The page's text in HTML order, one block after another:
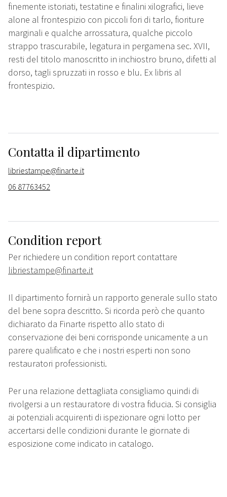
finemente istoriati, testatine e finalini xilografici, lieve
alone al frontespizio con piccoli fori di tarlo, fioriture
marginali e qualche arrossatura, qualche piccolo
strappo trascurabile, legatura in pergamena sec. XVII,
resti del titolo manoscritto in inchiostro bruno, difetti al
dorso, tagli spruzzati in rosso e blu. Ex libris al
frontespizio.
Contatta il dipartimento
libriestampe@finarte.it
06 87763452
Condition report
Per richiedere un condition report contattare
libriestampe@finarte.it
Il dipartimento fornirà un rapporto generale sullo stato
del bene sopra descritto. Si ricorda però che quanto
dichiarato da Finarte rispetto allo stato di
conservazione dei beni corrisponde unicamente a un
parere qualificato e che i nostri esperti non sono
restauratori professionisti.
Per una relazione dettagliata consigliamo quindi di
rivolgersi a un restauratore di vostra fiducia. Si consiglia
ai potenziali acquirenti di ispezionare ogni lotto per
accertarsi delle condizioni durante le giornate di
esposizione come indicato in catalogo.